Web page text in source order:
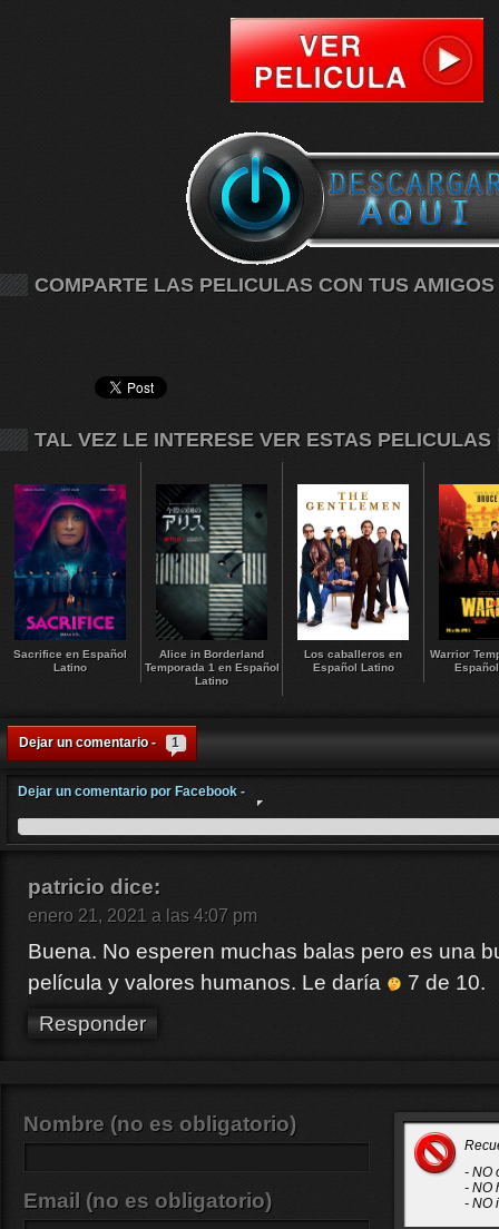
COMPARTE LAS PELICULAS CON TUS AMIGOS
TAL VEZ LE INTERESE VER ESTAS PELICULAS
Sacrifice en Español
Latino
Alice in Borderland
Temporada 1 en Español
Latino
Los caballeros en
Español Latino
Warrior
Dejar un comentario - 1
Dejar un comentario por Facebook -
patricio dice:
enero 21, 2021 a las 4:07 pm
Buena. No esperen muchas balas pero es una
película y valores humanos. Le daría
7 de 10.
Responder
- NO
- NO
- NO
Nombre (no es obligatorio)
Email (no es obligatorio)